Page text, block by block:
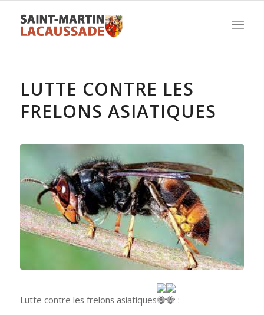
LUTTE CONTRE LES
FRELONS ASIATIQUES
Lutte contre les frelons asiatiques
: